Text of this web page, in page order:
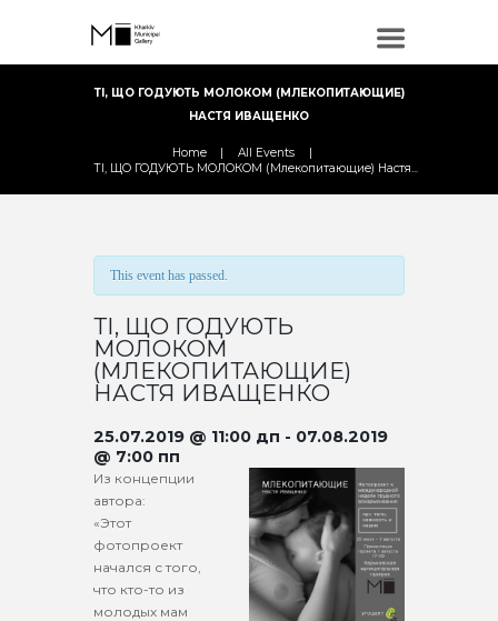
ТІ, ЩО ГОДУЮТЬ МОЛОКОМ (МЛЕКОПИТАЮЩИЕ)
НАСТЯ ИВАЩЕНКО
Home
All Events
ТІ, ЩО ГОДУЮТЬ МОЛОКОМ (Млекопитающие) Настя...
This event has passed.
ТІ, ЩО ГОДУЮТЬ
МОЛОКОМ
(МЛЕКОПИТАЮЩИЕ)
НАСТЯ ИВАЩЕНКО
25.07.2019 @ 11:00 дп - 07.08.2019
@ 7:00 пп
Из концепции
автора:
«Этот
фотопроект
начался с того,
что кто-то из
молодых мам